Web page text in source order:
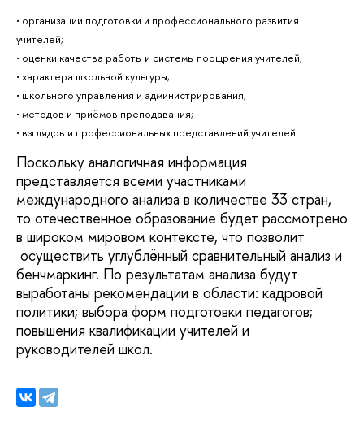
• организации подготовки и профессионального развития
учителей;
• оценки качества работы и системы поощрения учителей;
• характера школьной культуры;
• школьного управления и администрирования;
• методов и приёмов преподавания;
• взглядов и профессиональных представлений учителей.
Поскольку аналогичная информация
представляется всеми участниками
международного анализа в количестве 33 стран,
то отечественное образование будет рассмотрено
в широком мировом контексте, что позволит
осуществить углублённый сравнительный анализ и
бенчмаркинг. По результатам анализа будут
выработаны рекомендации в области: кадровой
политики; выбора форм подготовки педагогов;
повышения квалификации учителей и
руководителей школ.